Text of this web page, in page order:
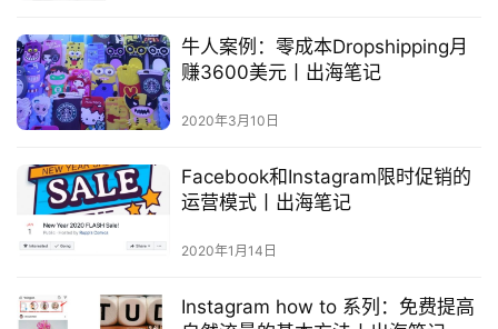
牛人案例：零成本Dropshipping月
赚3600美元丨出海笔记
2020年3月10日
Facebook和Instagram限时促销的
运营模式丨出海笔记
2020年1月14日
Instagram how to 系列：免费提高